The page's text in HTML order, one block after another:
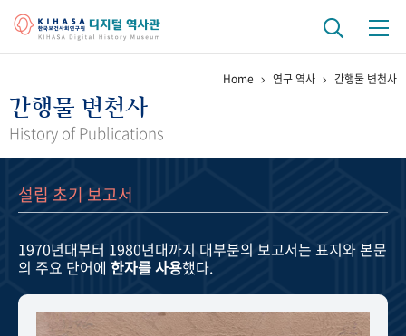
걸어온 길 기관 변천사
정책과 연구 키워드로 보는 연구 역사
연구자들
기록물 아카이브
사진 아카이브 문서 기록물 행정박물 영상 기록물
Home 연구 역사 간행물 변천사
간행물 변천사
History of Publications
설립 초기 보고서
1970년대부터 1980년대까지 대부분의 보고서는 표지와 본문
의 주요 단어에 한자를 사용했다.